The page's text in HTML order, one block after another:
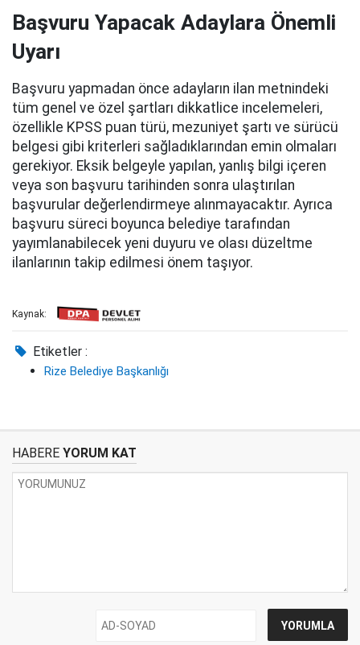
Başvuru Yapacak Adaylara Önemli
Uyarı
Başvuru yapmadan önce adayların ilan metnindeki
tüm genel ve özel şartları dikkatlice incelemeleri,
özellikle KPSS puan türü, mezuniyet şartı ve sürücü
belgesi gibi kriterleri sağladıklarından emin olmaları
gerekiyor. Eksik belgeyle yapılan, yanlış bilgi içeren
veya son başvuru tarihinden sonra ulaştırılan
başvurular değerlendirmeye alınmayacaktır. Ayrıca
başvuru süreci boyunca belediye tarafından
yayımlanabilecek yeni duyuru ve olası düzeltme
ilanlarının takip edilmesi önem taşıyor.
Kaynak:
Etiketler :
Rize Belediye Başkanlığı
HABERE YORUM KAT